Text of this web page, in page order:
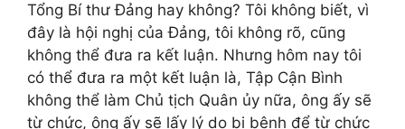
Tổng Bí thư Đảng hay không? Tôi không biết, vì
đây là hội nghị của Đảng, tôi không rõ, cũng
không thể đưa ra kết luận. Nhưng hôm nay tôi
có thể đưa ra một kết luận là, Tập Cận Bình
không thể làm Chủ tịch Quân ủy nữa, ông ấy sẽ
từ chức, ông ấy sẽ lấy lý do bị bệnh để từ chức